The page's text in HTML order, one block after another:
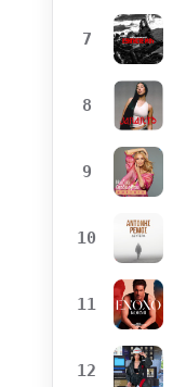
7
8
9
10
11
12